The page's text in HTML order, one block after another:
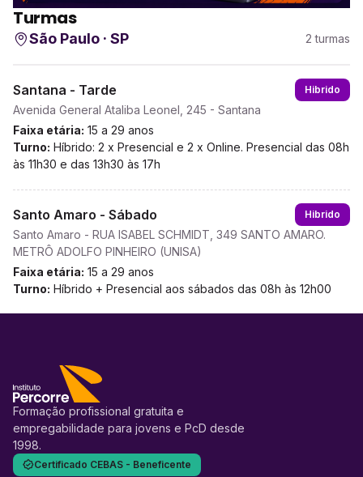
Turmas
São Paulo · SP 2 turmas
Santana - Tarde Hibrido
Avenida General Ataliba Leonel, 245 - Santana
Faixa etária: 15 a 29 anos
Turno: Híbrido: 2 x Presencial e 2 x Online. Presencial das 08h
às 11h30 e das 13h30 às 17h
Santo Amaro - Sábado Hibrido
Santo Amaro - RUA ISABEL SCHMIDT, 349 SANTO AMARO.
METRÔ ADOLFO PINHEIRO (UNISA)
Faixa etária: 15 a 29 anos
Turno: Híbrido + Presencial aos sábados das 08h às 12h00
Formação profissional gratuita e
empregabilidade para jovens e PcD desde
1998.
Certificado CEBAS - Beneficente